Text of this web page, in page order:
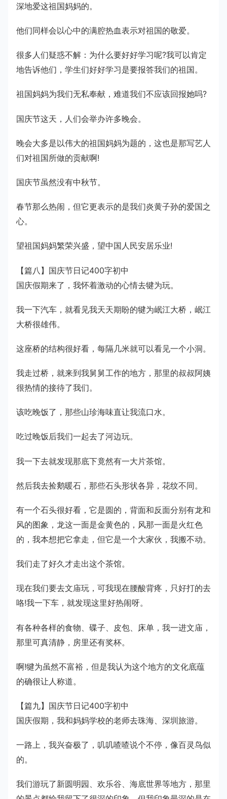
深地爱这祖国妈妈的。
他们同样会以心中的满腔热血表示对祖国的敬爱。
很多人们疑惑不解：为什么要好好学习呢?我可以肯定
地告诉他们，学生们好好学习是要报答我们的祖国。
祖国妈妈为我们无私奉献，难道我们不应该回报她吗?
国庆节这天，人们会举办许多晚会。
晚会大多是以伟大的祖国妈妈为题的，这也是那写艺人
们对祖国所做的贡献啊!
国庆节虽然没有中秋节。
春节那么热闹，但它更表示的是我们炎黄子孙的爱国之
心。
望祖国妈妈繁荣兴盛，望中国人民安居乐业!
【篇八】国庆节日记400字初中
国庆假期来了，我怀着激动的心情去犍为玩。
我一下汽车，就看见我天天期盼的犍为岷江大桥，岷江
大桥很雄伟。
这座桥的结构很好看，每隔几米就可以看见一个小洞。
我走过桥，就来到我舅舅工作的地方，那里的叔叔阿姨
很热情的接待了我们。
该吃晚饭了，那些山珍海味直让我流口水。
吃过晚饭后我们一起去了河边玩。
我一下去就发现那底下竟然有一大片茶馆。
然后我去捡鹅暖石，那些石头形状各异，花纹不同。
有一个石头很好看，它是圆的，背面和反面分别有龙和
风的图象，龙这一面是金黄色的，风那一面是火红色
的，我本想把它拿走，但它是一个大家伙，我搬不动。
我们走了好久才走出这个茶馆。
现在我们要去文庙玩，可我现在腰酸背疼，只好打的去
咯!我一下车，就发现这里好热闹呀。
有各种各样的食物、碟子、皮包、床单，我一进文庙，
那里可真清静，房里还有奖杯。
啊!犍为虽然不富裕，但是我认为这个地方的文化底蕴
的确很让人称道。
【篇九】国庆节日记400字初中
国庆假期，我和妈妈学校的老师去珠海、深圳旅游。
一路上，我兴奋极了，叽叽喳喳说个不停，像百灵鸟似
的。
我们游玩了新圆明园、欢乐谷、海底世界等地方，那里